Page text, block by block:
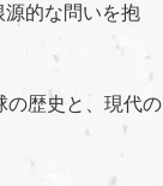
源的な問いを抱
の歴史と、現代の